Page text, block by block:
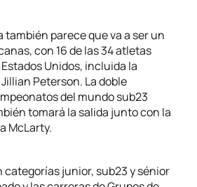
parece que va a ser un
con 16 de las 34 atletas
Unidos, incluida la
Peterson. La doble
del mundo sub23
tomará la salida junto con la
McLarty.
categorías junior, sub23 y sénior